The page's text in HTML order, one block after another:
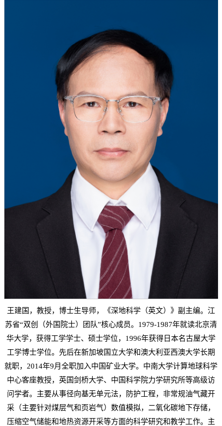
王建国，教授，博士生导师，《深地科学（英文）》副主编。江
苏省“双创（外国院士）团队”核心成员。1979-1987年就读北京清
华大学，获得工学学士、硕士学位，1996年获得日本名古屋大学
工学博士学位。先后在新加坡国立大学和澳大利亚西澳大学长期
就职，2014年9月全职加入中国矿业大学。中南大学计算地球科学
中心客座教授，英国剑桥大学、中国科学院力学研究所等高级访
问学者。主要从事径向基无单元法，防护工程，非常规油气藏开
采（主要针对煤层气和页岩气）数值模拟，二氧化碳地下存储，
压缩空气储能和地热资源开采等方面的科学研究和教学工作。主